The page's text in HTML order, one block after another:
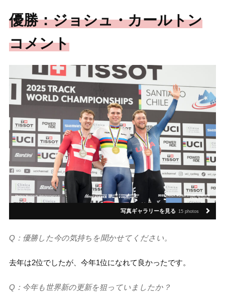
優勝：ジョシュ・カールトン
コメント
写真ギャラリーを見る 15 photos
Q：優勝した今の気持ちを聞かせてください。
去年は2位でしたが、今年1位になれて良かったです。
Q：今年も世界新の更新を狙っていましたか？